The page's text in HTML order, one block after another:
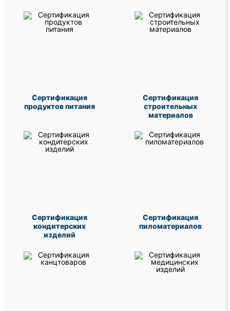
Сертификация
продуктов питания
Сертификация
строительных
материалов
Сертификация
кондитерских
изделий
Сертификация
пиломатериалов